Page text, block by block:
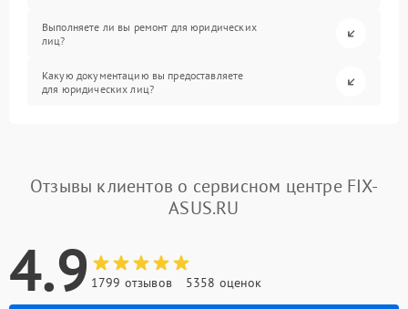
Выполняете ли вы ремонт для юридических
лиц?
Какую документацию вы предоставляете
для юридических лиц?
Отзывы клиентов о сервисном центре FIX-
ASUS.RU
4.9 1799 отзывов 5358 оценок